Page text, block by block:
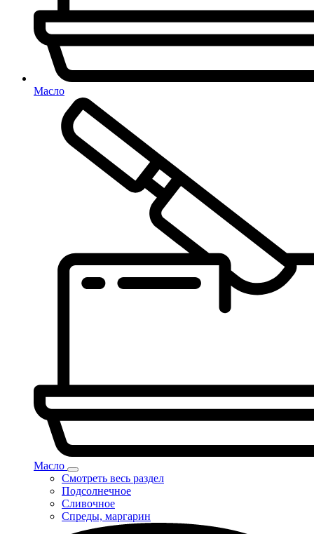
Масло
Масло
Смотреть весь раздел
Подсолнечное
Сливочное
Спреды, маргарин